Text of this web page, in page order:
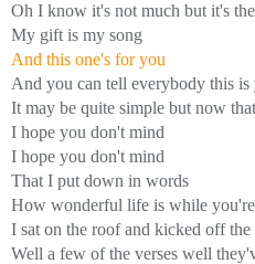
Oh I know it's not much but it's
My gift is my song
And this one's for you
And you can tell everybody this is
It may be quite simple but now
I hope you don't mind
I hope you don't mind
That I put down in words
How wonderful life is while
I sat on the roof and kicked off the
Well a few of the verses well